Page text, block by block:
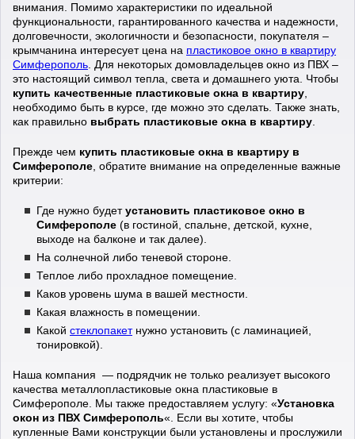
внимания. Помимо характеристики по идеальной
функциональности, гарантированного качества и надежности,
долговечности, экологичности и безопасности, покупателя –
крымчанина интересует цена на пластиковое окно в квартиру
Симферополь . Для некоторых домовладельцев окно из ПВХ –
это настоящий символ тепла, света и домашнего уюта. Чтобы
купить качественные пластиковые окна в квартиру
необходимо быть в курсе, где можно это сделать. Также знать,
как правильно выбрать пластиковые окна в квартиру
Прежде чем купить пластиковые окна в квартиру в
Симферополе , обратите внимание на определенные важные
критерии:
Где нужно будетустановить пластиковое окно в
Симферополе (в гостиной, спальне, детской, кухне,
выходе на балконе и так далее).
На солнечной либо теневой стороне.
Теплое либо прохладное помещение.
Каков уровень шума в вашей местности.
Какая влажность в помещении.
Какой стеклопакетнужно установить (с ламинацией,
тонировкой).
Наша компания — подрядчик не только реализует высокого
качества металлопластиковые окна пластиковые в
Симферополе. Мы также предоставляем услугу: «Установка
окон из ПВХ Симферополь«. Если вы хотите, чтобы
купленные Вами конструкции были установлены и прослужили